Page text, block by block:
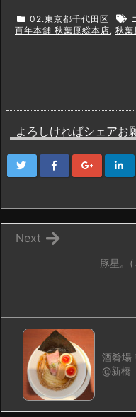
02.東京都千代田区
百年本舗 秋葉原総本店, 秋葉
よろしければシェアお
豚星。(
Next
酒肴場
@新橋